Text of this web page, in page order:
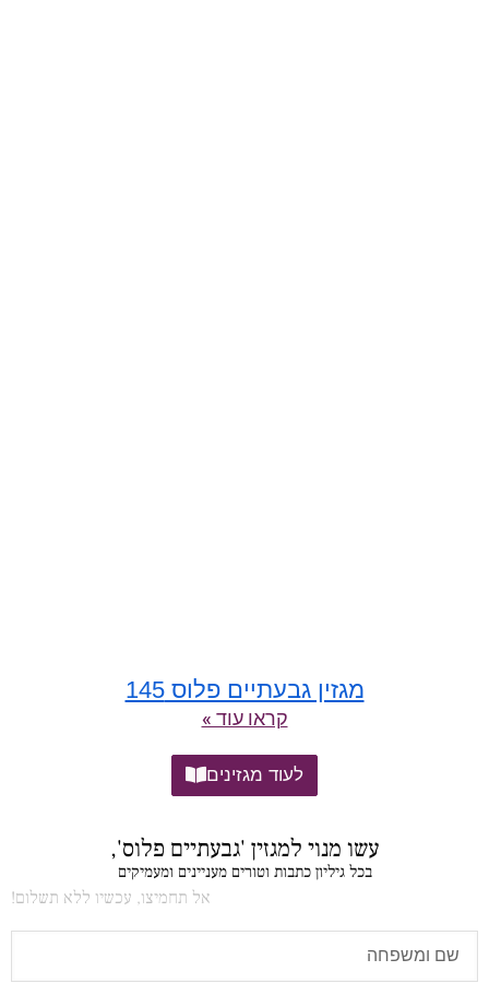
מגזין גבעתיים פלוס 145
קראו עוד »
לעוד מגזינים
עשו מנוי למגזין 'גבעתיים פלוס',
בכל גיליון כתבות וטורים מעניינים ומעמיקים
אל תחמיצו, עכשיו ללא תשלום!